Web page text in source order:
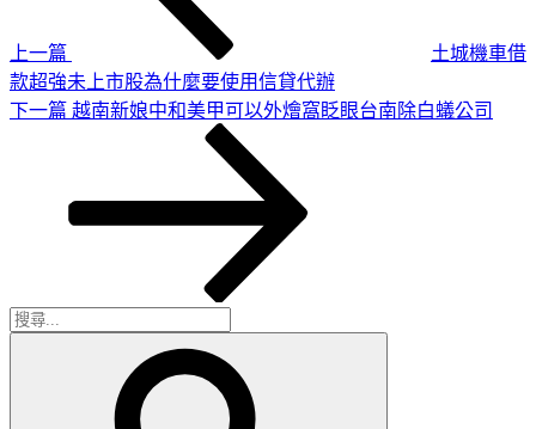
上一篇
土城機車借
款超強未上市股為什麼要使用信貸代辦
下
下一篇 越南新娘中和美甲可以外燴窩眨眼台南除白蟻公司
搜